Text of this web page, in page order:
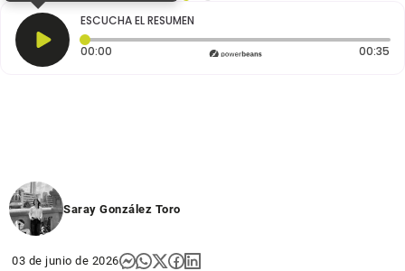
ESCUCHA EL RESUMEN
00:00 Tiempo transcurrido: 0 segundos 00:35
Saray González Toro
03 de junio de 2026